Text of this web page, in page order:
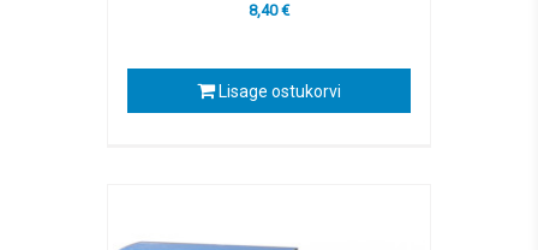
8,40 €
Lisage ostukorvi